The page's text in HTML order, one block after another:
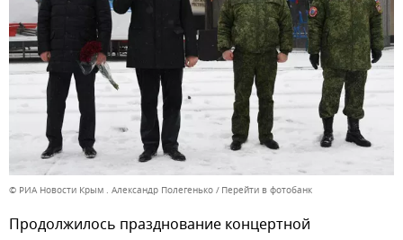
© РИА Новости Крым . Александр Полегенько Перейти в фотобанк
Продолжилось празднование концертной